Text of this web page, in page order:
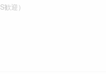
迎）